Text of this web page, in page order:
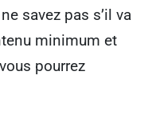
savez pas s’il va
minimum et
pourrez